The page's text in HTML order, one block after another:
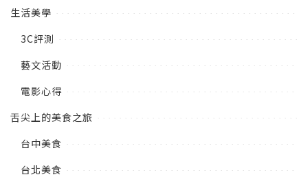
生活美學
3C評測
藝文活動
電影心得
舌尖上的美食之旅
台中美食
台北美食